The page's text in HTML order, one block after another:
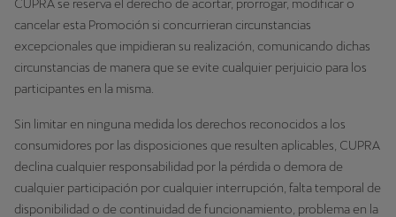
CUPRA se reserva el derecho de acortar, prorrogar, modificar o
cancelar esta Promoción si concurrieran circunstancias
excepcionales que impidieran su realización, comunicando dichas
circunstancias de manera que se evite cualquier perjuicio para los
participantes en la misma.
Sin limitar en ninguna medida los derechos reconocidos a los
consumidores por las disposiciones que resulten aplicables, CUPRA
declina cualquier responsabilidad por la pérdida o demora de
cualquier participación por cualquier interrupción, falta temporal de
disponibilidad o de continuidad de funcionamiento, problema en la